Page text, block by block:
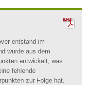
entstand im
wurde aus dem
entwickelt, was
fehlende
zur Folge hat.